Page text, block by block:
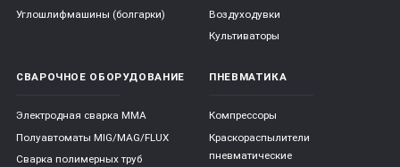
Углошлифмашины (болгарки)
Воздуходувки
Культиваторы
СВАРОЧНОЕ ОБОРУДОВАНИЕ
Электродная сварка ММА
Полуавтоматы MIG/MAG/FLUX
Сварка полимерных труб
ПНЕВМАТИКА
Компрессоры
Краскораспылители
пневматические